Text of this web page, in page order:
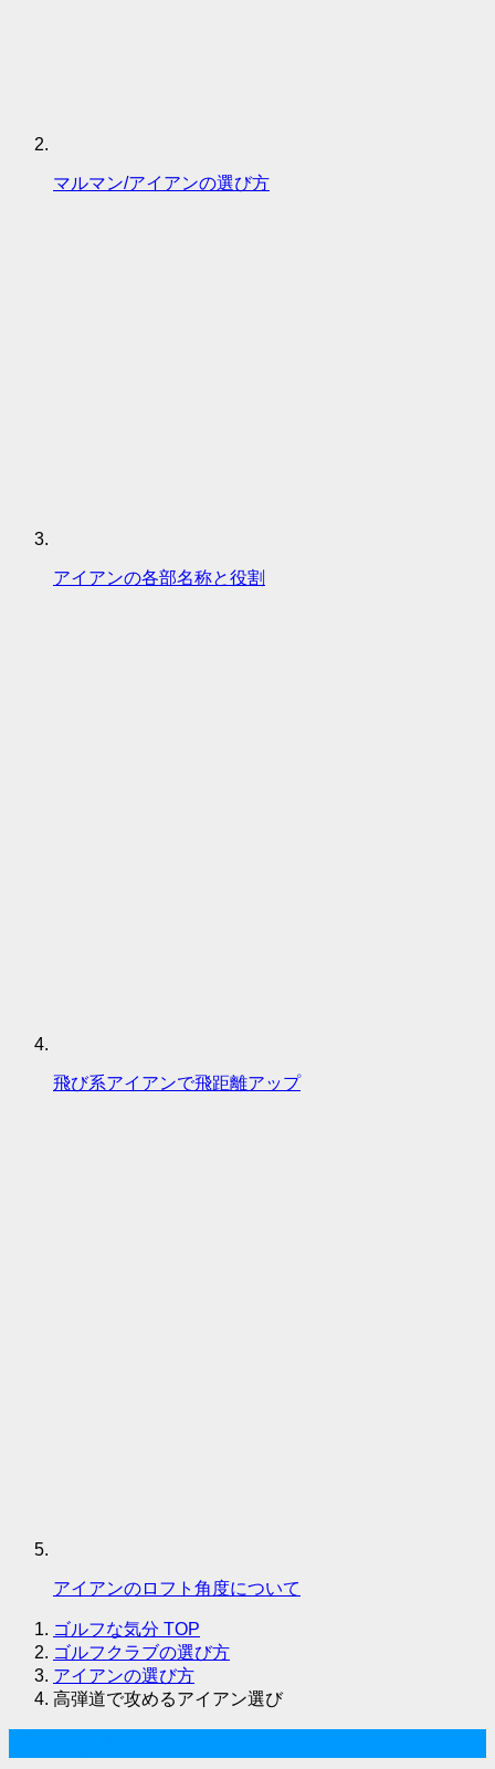
マルマン/アイアンの選び方
アイアンの各部名称と役割
飛び系アイアンで飛距離アップ
アイアンのロフト角度について
ゴルフな気分 TOP
ゴルフクラブの選び方
アイアンの選び方
高弾道で攻めるアイアン選び